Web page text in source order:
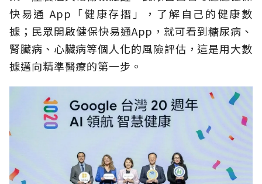
快易通 App「健康存摺」，了解自己的健康數
據；民眾開啟健保快易通App，就可看到糖尿病、
腎臟病、心臟病等個人化的風險評估，這是用大數
據邁向精準醫療的第一步。